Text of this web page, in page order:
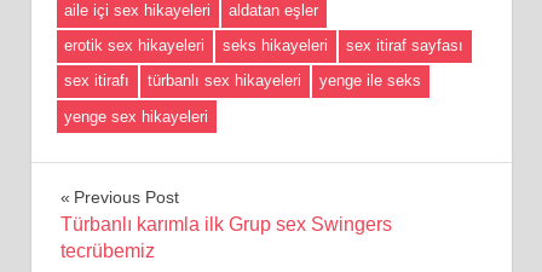
aile içi sex hikayeleri
aldatan eşler
erotik sex hikayeleri
seks hikayeleri
sex itiraf sayfası
sex itirafı
türbanlı sex hikayeleri
yenge ile seks
yenge sex hikayeleri
Yazı
gezinmesi
Previous Post
Türbanlı karımla ilk Grup sex Swingers
tecrübemiz